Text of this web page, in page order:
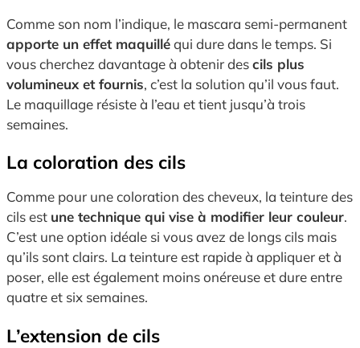
Comme son nom l’indique, le mascara semi-permanent
apporte un effet maquilléqui dure dans le temps. Si
vous cherchez davantage à obtenir descils plus
volumineux et fournis, c’est la solution qu’il vous faut.
Le maquillage résiste à l’eau et tient jusqu’à trois
semaines.
La coloration des cils
Comme pour une coloration des cheveux, la teinture des
cils est une technique qui vise à modifier leur couleur.
C’est une option idéale si vous avez de longs cils mais
qu’ils sont clairs. La teinture est rapide à appliquer et à
poser, elle est également moins onéreuse et dure entre
quatre et six semaines.
L’extension de cils